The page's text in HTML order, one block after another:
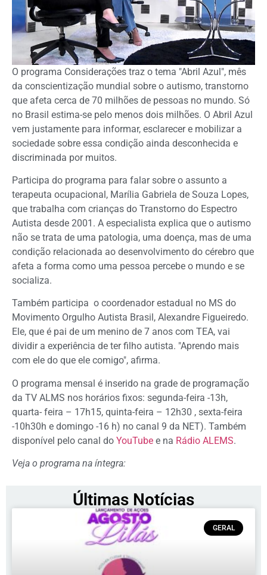
O programa Considerações traz o tema "Abril Azul", mês
da conscientização mundial sobre o autismo, transtorno
que afeta cerca de 70 milhões de pessoas no mundo. Só
no Brasil estima-se pelo menos dois milhões. O Abril Azul
vem justamente para informar, esclarecer e mobilizar a
sociedade sobre essa condição ainda desconhecida e
discriminada por muitos.
Participa do programa para falar sobre o assunto a
terapeuta ocupacional, Marília Gabriela de Souza Lopes,
que trabalha com crianças do Transtorno do Espectro
Autista desde 2001. A especialista explica que o autismo
não se trata de uma patologia, uma doença, mas de uma
condição relacionada ao desenvolvimento do cérebro que
afeta a forma como uma pessoa percebe o mundo e se
socializa.
Também participa o coordenador estadual no MS do
Movimento Orgulho Autista Brasil, Alexandre Figueiredo.
Ele, que é pai de um menino de 7 anos com TEA, vai
dividir a experiência de ter filho autista. "Aprendo mais
com ele do que ele comigo", afirma.
O programa mensal é inserido na grade de programação
da TV ALMS nos horários fixos: segunda-feira -13h,
quarta- feira – 17h15, quinta-feira – 12h30 , sexta-feira
-10h30h e domingo -16 h) no canal 9 da NET). Também
disponível pelo canal do YouTube e na Rádio ALEMS.
Veja o programa na íntegra:
Últimas Notícias
GERAL